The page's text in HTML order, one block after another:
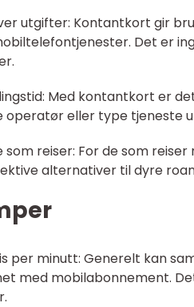
utgifter: Kontantkort gir
Det er
Med kontantkort er
eller type tjeneste
som reiser: For de som
alternativer til dyre
per minutt: Generelt kan
med mobilabonnement.